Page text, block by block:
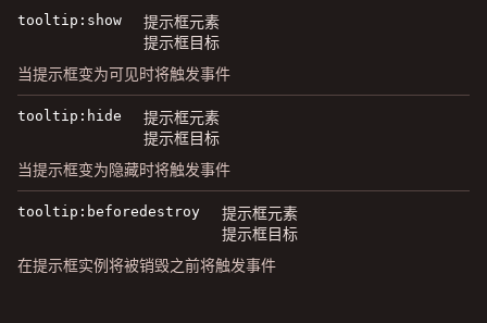
tooltip:show
提示框元素
提示框目标
当提示框变为可见时将触发事件
tooltip:hide
提示框元素
提示框目标
当提示框变为隐藏时将触发事件
tooltip:beforedestroy
提示框元素
提示框目标
在提示框实例将被销毁之前将触发事件